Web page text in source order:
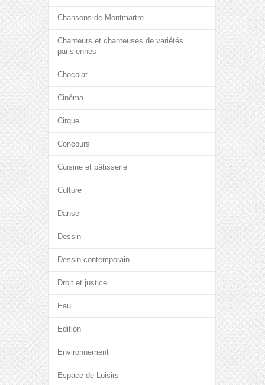
Chansons de Montmartre
Chanteurs et chanteuses de variétés
parisiennes
Chocolat
Cinéma
Cirque
Concours
Cuisine et pâtisserie
Culture
Danse
Dessin
Dessin contemporain
Droit et justice
Eau
Edition
Environnement
Espace de Loisirs